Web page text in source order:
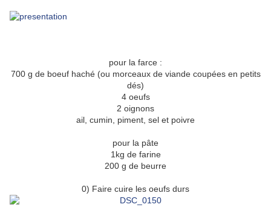
pour la farce :
700 g de boeuf haché (ou morceaux de viande coupées en petits
dés)
4 oeufs
2 oignons
ail, cumin, piment, sel et poivre
pour la pâte
1kg de farine
200 g de beurre
0) Faire cuire les oeufs durs